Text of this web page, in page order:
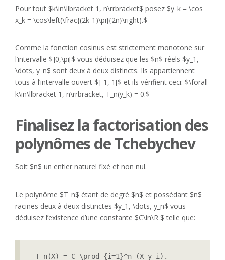
Pour tout $k\in\llbracket 1, n\rrbracket$ posez $y_k = \cos
x_k = \cos\left(\frac{(2k-1)\pi}{2n}\right).$
Comme la fonction cosinus est strictement monotone sur
l’intervalle $]0,\pi[$ vous déduisez que les $n$ réels $y_1,
\dots, y_n$ sont deux à deux distincts. Ils appartiennent
tous à l’intervalle ouvert $]-1, 1[$ et ils vérifient ceci: $\forall
k\in\llbracket 1, n\rrbracket, T_n(y_k) = 0.$
Finalisez la factorisation des
polynômes de Tchebychev
Soit $n$ un entier naturel fixé et non nul.
Le polynôme $T_n$ étant de degré $n$ et possédant $n$
racines deux à deux distinctes $y_1, \dots, y_n$ vous
déduisez l’existence d’une constante $C\in\R $ telle que:
T_n(X) = C \prod_{i=1}^n (X-y_i).